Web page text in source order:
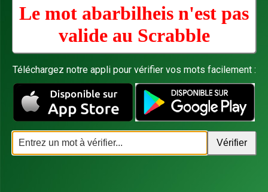
Le mot abarbilheis n'est pas
valide au Scrabble
Téléchargez notre appli pour vérifier vos mots facilement :